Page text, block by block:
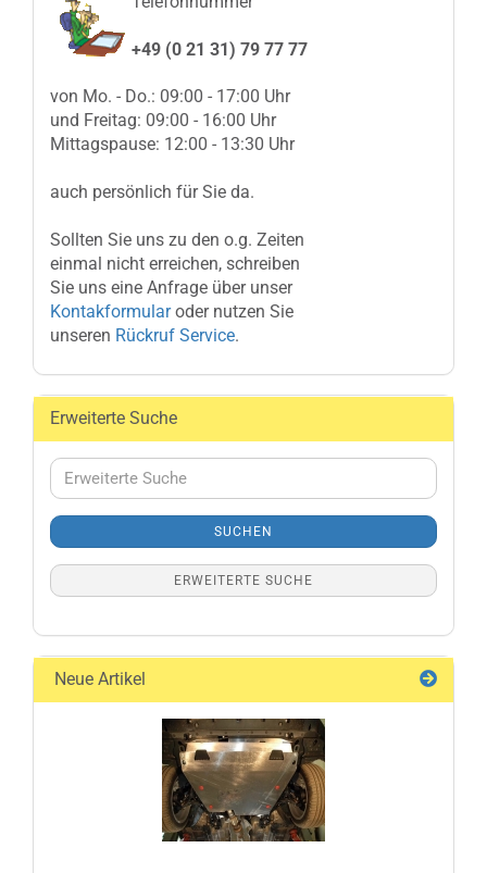
+49 (0 21 31) 79 77 77
von Mo. - Do.: 09:00 - 17:00 Uhr
und Freitag: 09:00 - 16:00 Uhr
Mittagspause: 12:00 - 13:30 Uhr
auch persönlich für Sie da.
Sollten Sie uns zu den o.g. Zeiten
einmal nicht erreichen, schreiben
Sie uns eine Anfrage über unser
Kontakformularoder nutzen Sie
unseren Rückruf Service.
Erweiterte Suche
Erweiterte
Suche
SUCHEN
ERWEITERTE SUCHE
Neue Artikel